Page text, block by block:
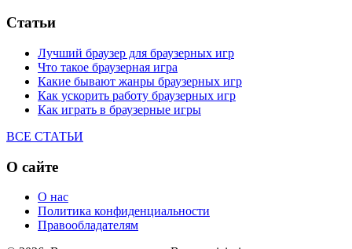
Статьи
Лучший браузер для браузерных игр
Что такое браузерная игра
Какие бывают жанры браузерных игр
Как ускорить работу браузерных игр
Как играть в браузерные игры
ВСЕ СТАТЬИ
О сайте
О нас
Политика конфиденциальности
Правообладателям